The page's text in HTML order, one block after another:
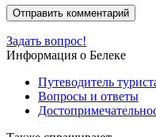
Задать вопрос!
Информация о Белеке
Путеводитель
Вопросы и ответы